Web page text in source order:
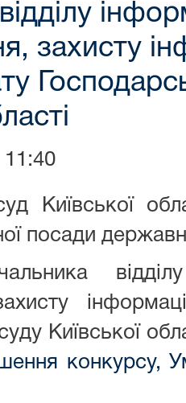
захисту
11:40
Київської
посади
відділу
Київської
конкурсу,